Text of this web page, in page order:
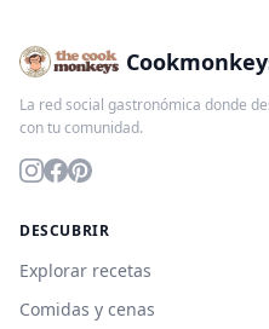
La red social gastronómica donde
con tu comunidad.
DESCUBRIR
Explorar recetas
Comidas y cenas